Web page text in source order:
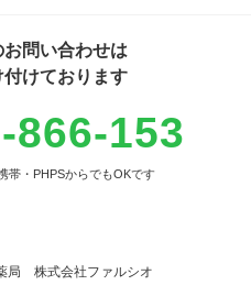
問い合わせは
けております
866-153
帯・PHPSからでもOKです
局 株式会社ファルシオ